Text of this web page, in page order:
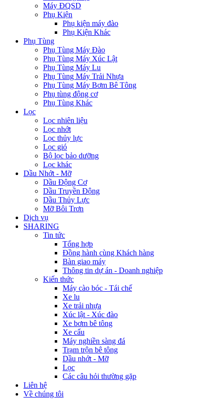
Máy ĐQSD
Phụ Kiện
Phụ kiện máy đào
Phụ Kiện Khác
Phụ Tùng
Phụ Tùng Máy Đào
Phụ Tùng Máy Xúc Lật
Phụ Tùng Máy Lu
Phụ Tùng Máy Trải Nhựa
Phụ Tùng Máy Bơm Bê Tông
Phụ tùng động cơ
Phụ Tùng Khác
Lọc
Lọc nhiên liệu
Lọc nhớt
Lọc thủy lực
Lọc gió
Bộ lọc bảo dưỡng
Lọc khác
Dầu Nhớt - Mỡ
Dầu Động Cơ
Dầu Truyền Động
Dầu Thủy Lực
Mỡ Bôi Trơn
Dịch vụ
SHARING
Tin tức
Tổng hợp
Đồng hành cùng Khách hàng
Bàn giao máy
Thông tin dự án - Doanh nghiệp
Kiến thức
Máy cào bóc - Tái chế
Xe lu
Xe trải nhựa
Xúc lật - Xúc đào
Xe bơm bê tông
Xe cẩu
Máy nghiền sàng đá
Trạm trộn bê tông
Dầu nhớt - Mỡ
Lọc
Các câu hỏi thường gặp
Liên hệ
Về chúng tôi